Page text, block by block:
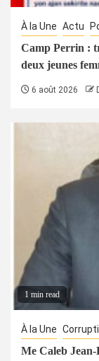
À la Une Actu
Camp Perrin :
deux jeunes
6 août 2026
1 min read
À la Une
Me Caleb